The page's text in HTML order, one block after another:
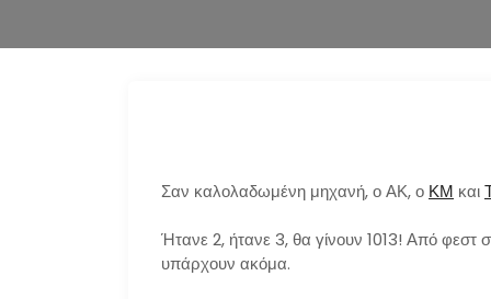
Σαν καλολαδωμένη μηχανή, ο ΑΚ, ο ΚΜ και
Ήτανε 2, ήτανε 3, θα γίνουν 1013! Από φεστ
υπάρχουν ακόμα.